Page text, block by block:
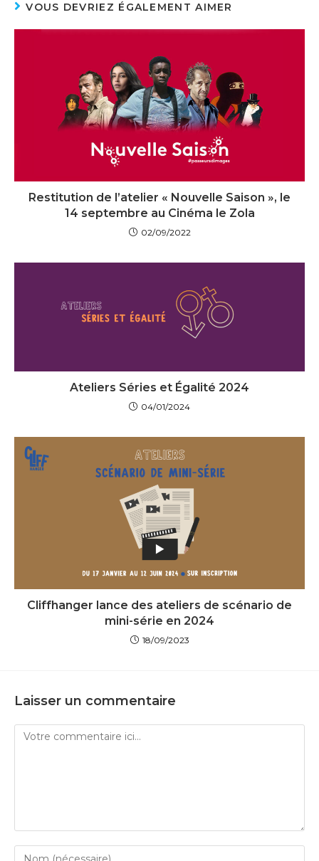
VOUS DEVRIEZ ÉGALEMENT AIMER
Restitution de l’atelier « Nouvelle Saison », le
14 septembre au Cinéma le Zola
02/09/2022
Ateliers Séries et Égalité 2024
04/01/2024
Cliffhanger lance des ateliers de scénario de
mini-série en 2024
18/09/2023
Laisser un commentaire